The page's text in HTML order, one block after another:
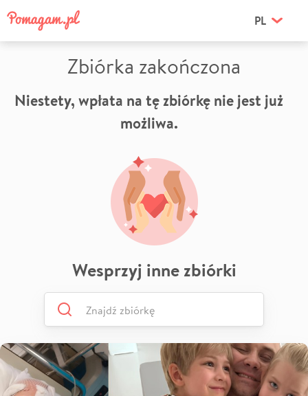
PL
Zbiórka zakończona
Niestety, wpłata na tę zbiórkę nie jest już
możliwa.
Wesprzyj inne zbiórki